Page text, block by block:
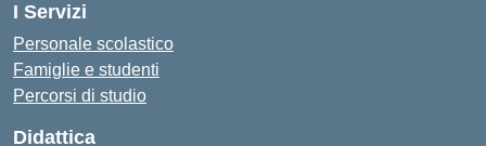
I Servizi
Personale scolastico
Famiglie e studenti
Percorsi di studio
Didattica